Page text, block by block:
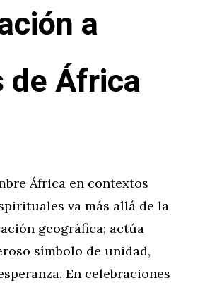
a
de África
África en contextos
va más allá de la
geográfica; actúa
símbolo de unidad,
En celebraciones